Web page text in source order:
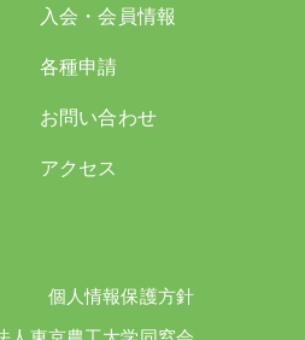
入会・会員情報
各種申請
お問い合わせ
アクセス
個人情報保護方針